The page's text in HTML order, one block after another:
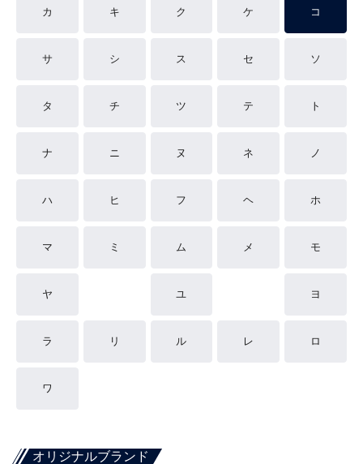
カ キ ク ケ コ
サ シ ス セ ソ
タ チ ツ テ ト
ナ ニ ヌ ネ ノ
ハ ヒ フ ヘ ホ
マ ミ ム メ モ
ヤ ユ ヨ
ラ リ ル レ ロ
ワ
オリジナルブランド